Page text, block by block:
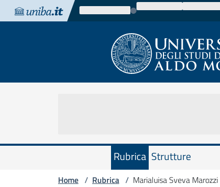
Vai al contenuto
Vai alla navigazione
Vai al footer
Rubrica Strutture
Home / Rubrica / Marialuisa Sveva Marozzi